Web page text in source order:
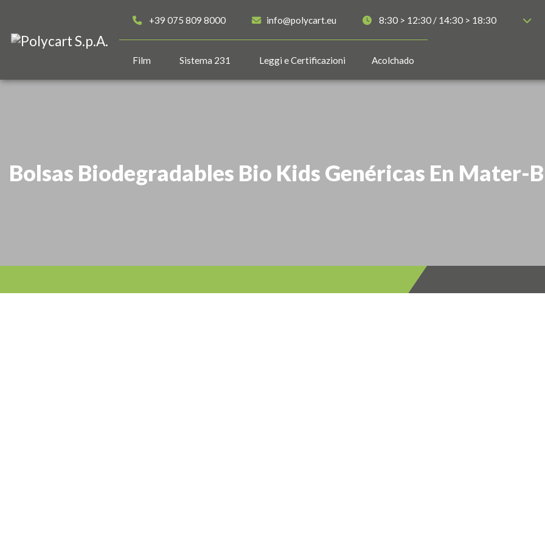
+39 075 809 8000 info@polycart.eu 8:30 > 12:30 / 14:30 > 18:30
Film Sistema 231 Leggi e Certificazioni Acolchado
Bolsas Biodegradables Bio Kids Genéricas En Mater-